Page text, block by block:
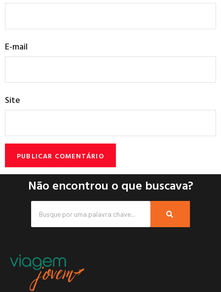
E-mail
Site
Não encontrou o que buscava?